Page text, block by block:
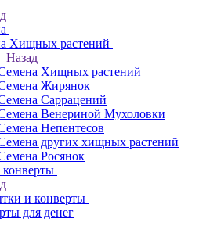
Хищных растений
Назад
Хищных растений
Жирянок
Саррацений
Венериной Мухоловки
Непентесов
других хищных растений
Росянок
и конверты
для денег